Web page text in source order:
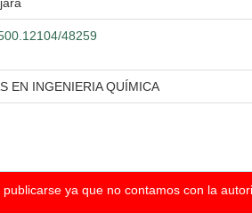
48259
EN INGENIERIA QUÍMICA
ya que no contamos con la